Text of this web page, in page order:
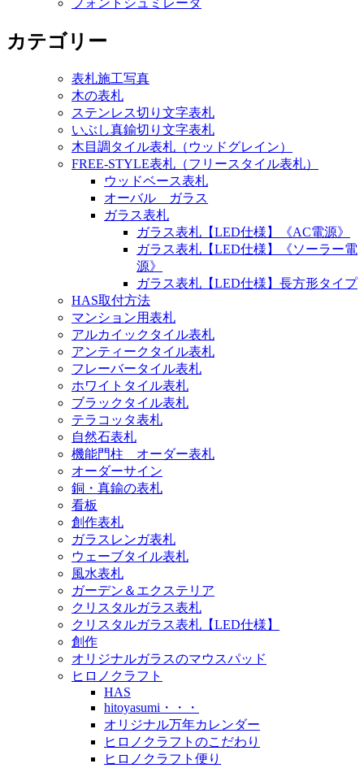
フォントシュミレータ
カテゴリー
表札施工写真
木の表札
ステンレス切り文字表札
いぶし真鍮切り文字表札
木目調タイル表札（ウッドグレイン）
FREE-STYLE表札（フリースタイル表札）
ウッドベース表札
オーバル ガラス
ガラス表札
ガラス表札【LED仕様】《AC電源》
ガラス表札【LED仕様】《ソーラー電
源》
ガラス表札【LED仕様】長方形タイプ
HAS取付方法
マンション用表札
アルカイックタイル表札
アンティークタイル表札
フレーバータイル表札
ホワイトタイル表札
ブラックタイル表札
テラコッタ表札
自然石表札
機能門柱 オーダー表札
オーダーサイン
銅・真鍮の表札
看板
創作表札
ガラスレンガ表札
ウェーブタイル表札
風水表札
ガーデン＆エクステリア
クリスタルガラス表札
クリスタルガラス表札【LED仕様】
創作
オリジナルガラスのマウスパッド
ヒロノクラフト
HAS
hitoyasumi・・・
オリジナル万年カレンダー
ヒロノクラフトのこだわり
ヒロノクラフト便り